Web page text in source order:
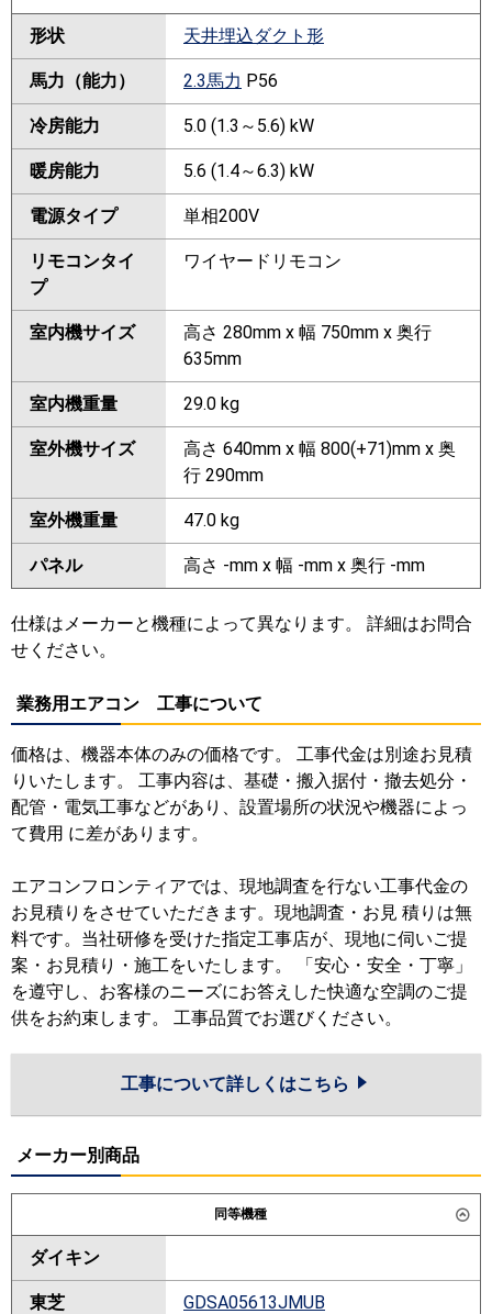
形状 天井埋込ダクト形
馬力（能力） 2.3馬力 P56
冷房能力 5.0 (1.3～5.6) kW
暖房能力 5.6 (1.4～6.3) kW
電源タイプ 単相200V
リモコンタイ
プ
ワイヤードリモコン
室内機サイズ
高さ 280mm x 幅 750mm x 奥行
635mm
室内機重量 29.0 kg
室外機サイズ
高さ 640mm x 幅 800(+71)mm x 奥
行 290mm
室外機重量 47.0 kg
パネル 高さ -mm x 幅 -mm x 奥行 -mm
仕様はメーカーと機種によって異なります。 詳細はお問合
せください。
業務用エアコン 工事について
価格は、機器本体のみの価格です。 工事代金は別途お見積
りいたします。 工事内容は、基礎・搬入据付・撤去処分・
配管・電気工事などがあり、設置場所の状況や機器によっ
て費用 に差があります。
エアコンフロンティアでは、現地調査を行ない工事代金の
お見積りをさせていただきます。現地調査・お見 積りは無
料です。当社研修を受けた指定工事店が、現地に伺いご提
案・お見積り・施工をいたします。 「安心・安全・丁寧」
を遵守し、お客様のニーズにお答えした快適な空調のご提
供をお約束します。 工事品質でお選びください。
工事について詳しくはこちら
メーカー別商品
同等機種
ダイキン
東芝
GDSA05613JMUB